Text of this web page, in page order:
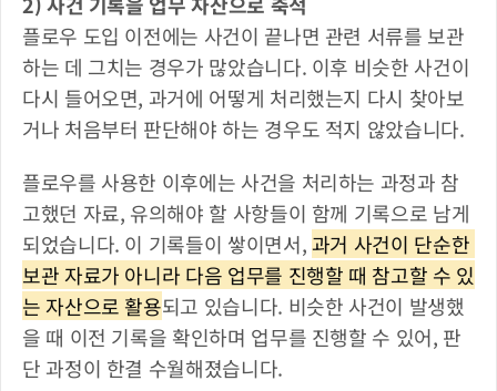
플로우 도입 이전에는 사건이 끝나면 관련 서류를 보관
하는 데 그치는 경우가 많았습니다. 이후 비슷한 사건이
다시 들어오면, 과거에 어떻게 처리했는지 다시 찾아보
거나 처음부터 판단해야 하는 경우도 적지 않았습니다.
플로우를 사용한 이후에는 사건을 처리하는 과정과 참
고했던 자료, 유의해야 할 사항들이 함께 기록으로 남게
되었습니다. 이 기록들이 쌓이면서, 과거 사건이 단순한
보관 자료가 아니라 다음 업무를 진행할 때 참고할 수 있
는 자산으로 활용되고 있습니다. 비슷한 사건이 발생했
을 때 이전 기록을 확인하며 업무를 진행할 수 있어, 판
단 과정이 한결 수월해졌습니다.